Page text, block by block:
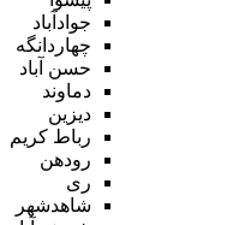
جوادآباد
چهاردانگه
حسن آباد
دماوند
دیزین
رباط کریم
رودهن
ری
شاهدشهر